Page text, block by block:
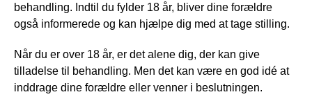
behandling. Indtil du fylder 18 år, bliver dine forældre
også informerede og kan hjælpe dig med at tage stilling.
Når du er over 18 år, er det alene dig, der kan give
tilladelse til behandling. Men det kan være en god idé at
inddrage dine forældre eller venner i beslutningen.